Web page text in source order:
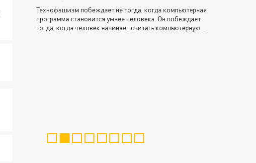
Технофашизм побеждает не тогда, когда компьютерная
программа становится умнее человека. Он побеждает
тогда, когда человек начинает считать компьютерную